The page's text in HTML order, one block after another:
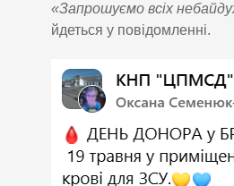
«Запрошуємо всіх
йдеться у повідомленні.